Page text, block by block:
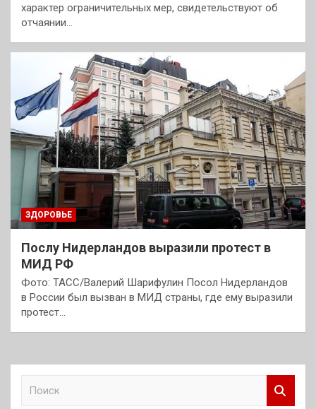
характер ограничительных мер, свидетельствуют об
отчаянии…
ЗДОРОВЬЕ
Послу Нидерландов выразили протест в
МИД РФ
Фото: ТАСС/Валерий Шарифулин Посол Нидерландов
в России был вызван в МИД страны, где ему выразили
протест…